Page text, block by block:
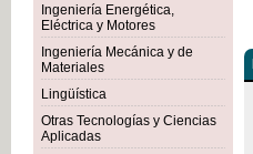
Ingeniería Energética,
Eléctrica y Motores
Ingeniería Mecánica y de
Materiales
Lingüística
Otras Tecnologías y Ciencias
Aplicadas